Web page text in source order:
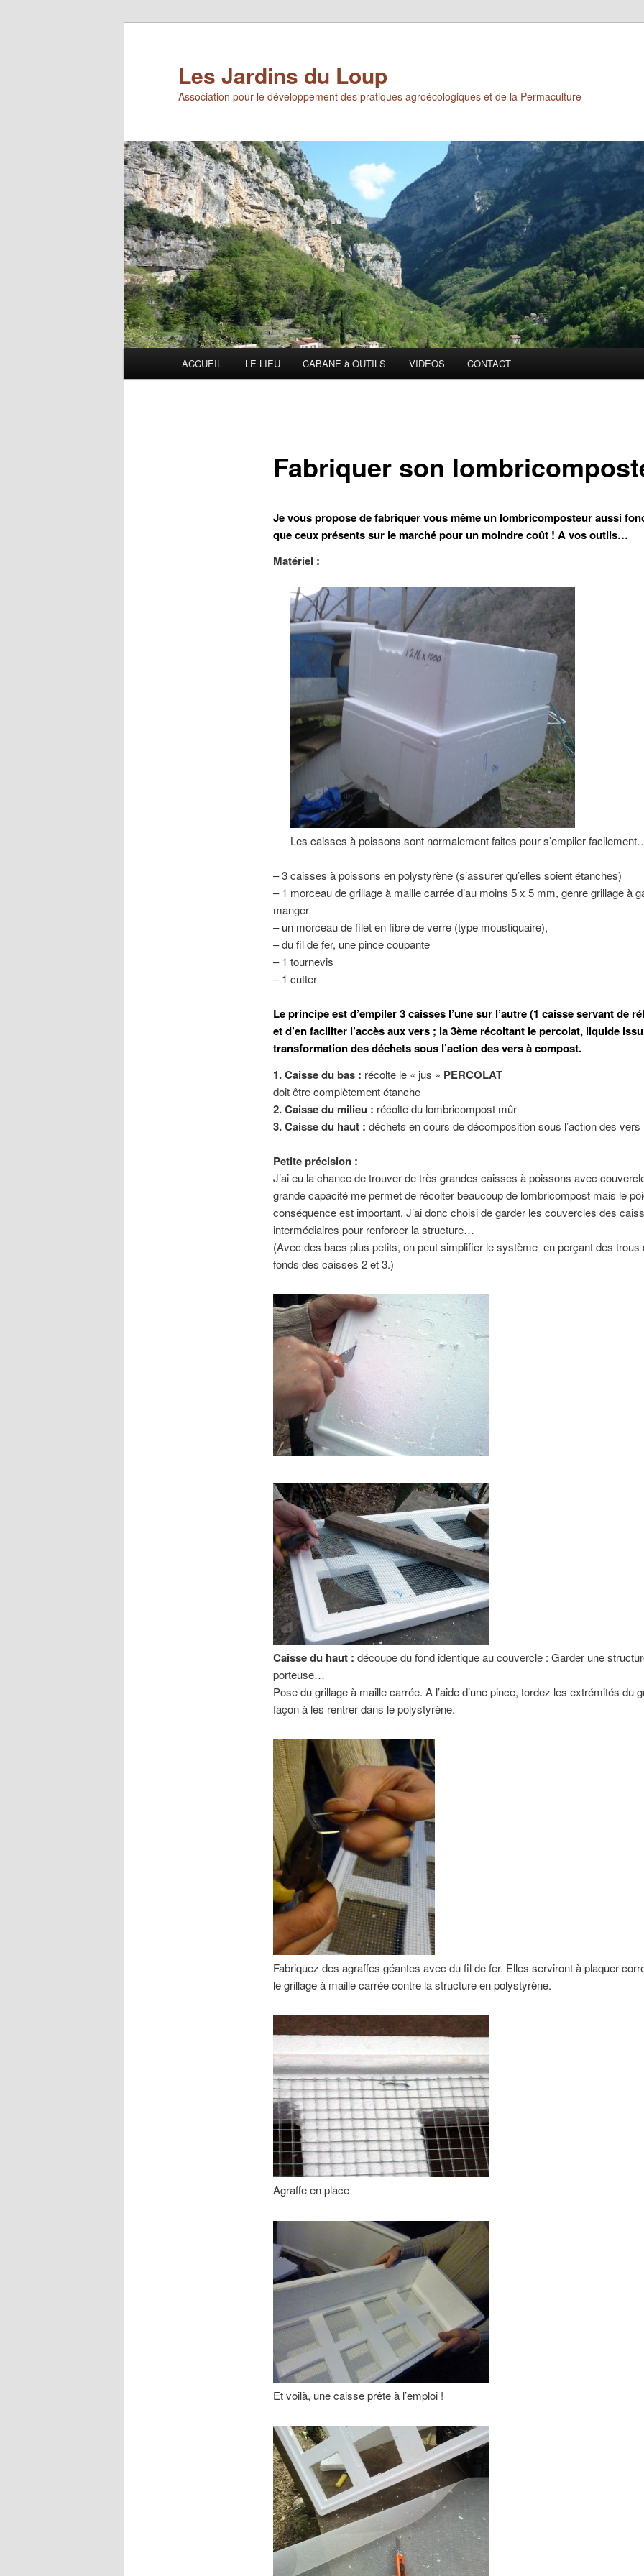
Les Jardins du Loup
Association pour le développement des pratiques agroécologiques et de la Permaculture
ACCUEIL LE LIEU CABANE à OUTILS VIDEOS CONTACT
Fabriquer son
Je vous propose de fabriquer vous même un lombricomposteur aussi
que ceux présents sur le marché pour un moindre coût ! A vos outils…
Matériel :
Les caisses à poissons sont normalement faites pour s’empiler
– 3 caisses à poissons en polystyrène (s’assurer qu’elles soient étanches)
– 1 morceau de grillage à maille carrée d’au moins 5 x 5 mm, genre grillage à
manger
– un morceau de filet en fibre de verre (type moustiquaire),
– du fil de fer, une pince coupante
– 1 tournevis
– 1 cutter
Le principe est d’empiler 3 caisses l’une sur l’autre (1 caisse servant de
et d’en faciliter l’accès aux vers ; la 3ème récoltant le percolat, liquide
transformation des déchets sous l’action des vers à compost.
1. Caisse du bas : récolte le « jus » PERCOLAT
doit être complètement étanche
2. Caisse du milieu : récolte du lombricompost mûr
3. Caisse du haut : déchets en cours de décomposition sous l’action des vers
Petite précision :
J’ai eu la chance de trouver de très grandes caisses à poissons avec
grande capacité me permet de récolter beaucoup de lombricompost mais le
conséquence est important. J’ai donc choisi de garder les couvercles des
intermédiaires pour renforcer la structure…
(Avec des bacs plus petits, on peut simplifier le système en perçant des trous
fonds des caisses 2 et 3.)
Caisse du haut : découpe du fond identique au couvercle : Garder une
porteuse…
Pose du grillage à maille carrée. A l’aide d’une pince, tordez les extrémités du
façon à les rentrer dans le polystyrène.
Fabriquez des agraffes géantes avec du fil de fer. Elles serviront à plaquer
le grillage à maille carrée contre la structure en polystyrène.
Agraffe en place
Et voilà, une caisse prête à l’emploi !